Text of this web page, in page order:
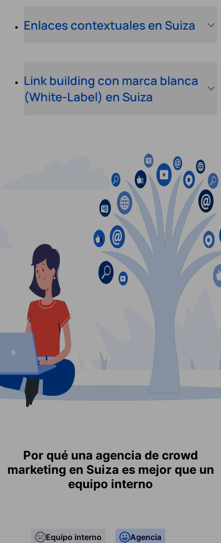
Enlaces contextuales en Suiza
Link building con marca blanca
(White-Label) en Suiza
Por qué una agencia de crowd
marketing en Suiza es mejor que un
equipo interno
Equipo interno Agencia